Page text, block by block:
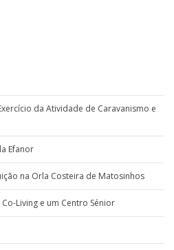
da Atividade de Caravanismo e
Efanor
na Orla Costeira de Matosinhos
Living e um Centro Sénior